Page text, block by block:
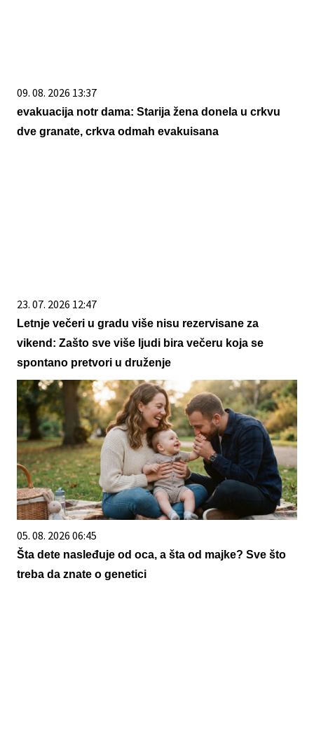
09. 08. 2026 13:37
evakuacija notr dama: Starija žena donela u crkvu
dve granate, crkva odmah evakuisana
23. 07. 2026 12:47
Letnje večeri u gradu više nisu rezervisane za
vikend: Zašto sve više ljudi bira večeru koja se
spontano pretvori u druženje
05. 08. 2026 06:45
Šta dete nasleđuje od oca, a šta od majke? Sve što
treba da znate o genetici